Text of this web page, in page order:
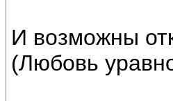
И возможны
(Любовь